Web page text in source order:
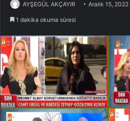
AYŞEGÜL AKÇAYIR Aralık 15, 2022
1 dakika okuma süresi